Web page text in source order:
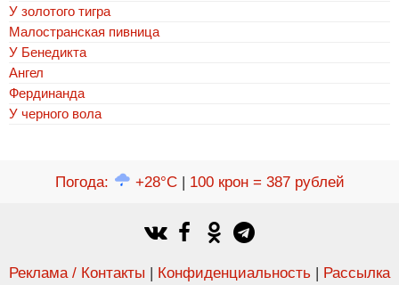
У золотого тигра
Малостранская пивница
У Бенедикта
Ангел
Фердинанда
У черного вола
Погода: +28°C| 100 крон = 387 рублей
Реклама / Контакты Конфиденциальность Рассылка